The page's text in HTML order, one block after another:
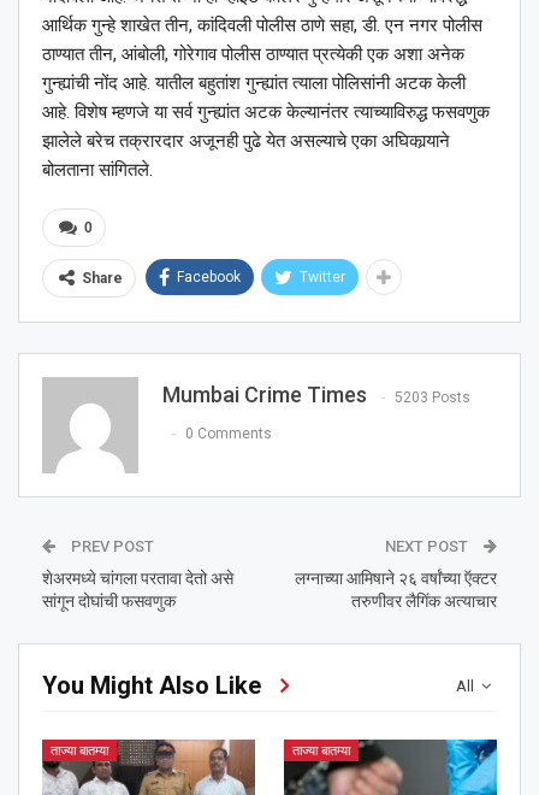
आर्थिक गुन्हे शाखेत तीन, कांदिवली पोलीस ठाणे सहा, डी. एन नगर पोलीस
ठाण्यात तीन, आंबोली, गोरेगाव पोलीस ठाण्यात प्रत्येकी एक अशा अनेक
गुन्ह्यांची नोंद आहे. यातील बहुतांश गुन्ह्यांत त्याला पोलिसांनी अटक केली
आहे. विशेष म्हणजे या सर्व गुन्ह्यांत अटक केल्यानंतर त्याच्याविरुद्ध फसवणुक
झालेले बरेच तक्रारदार अजूनही पुढे येत असल्याचे एका अघिकार्‍याने
बोलताना सांगितले.
0
Share Facebook Twitter
Mumbai Crime Times 5203 Posts
0 Comments
PREV POST
शेअरमध्ये चांगला परतावा देतो असे
सांगून दोघांची फसवणुक
NEXT POST
लग्नाच्या आमिषाने २६ वर्षांच्या ऍक्टर
तरुणीवर लैगिंक अत्याचार
All
You Might Also Like
ताज्या बातम्या ताज्या बातम्या